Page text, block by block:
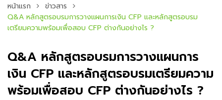
หน้าแรก
ข่าวสาร
Q&A หลักสูตรอบรมการวางแผนการเงิน CFP และหลักสูตรอบรม
เตรียมความพร้อมเพื่อสอบ CFP ต่างกันอย่างไร ?
Q&A หลักสูตรอบรมการวางแผนการ
เงิน CFP และหลักสูตรอบรมเตรียมความ
พร้อมเพื่อสอบ CFP ต่างกันอย่างไร ?